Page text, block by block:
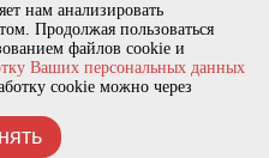
нам анализировать
Продолжая пользоваться
файлов cookie и
Ваших персональных данных
cookie можно через